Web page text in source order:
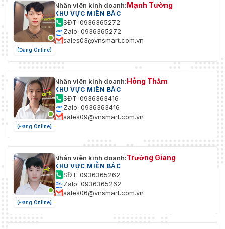
(Đang Online)
Nhân viên kinh doanh:Mạnh Tường
KHU VỰC MIỀN BẮC
SĐT: 0936365272
Zalo: 0936365272
sales03@vnsmart.com.vn
(Đang Online)
Nhân viên kinh doanh:Hồng Thắm
KHU VỰC MIỀN BẮC
SĐT: 0936363416
Zalo: 0936363416
sales09@vnsmart.com.vn
(Đang Online)
Nhân viên kinh doanh:Trường Giang
KHU VỰC MIỀN BẮC
SĐT: 0936365262
Zalo: 0936365262
sales06@vnsmart.com.vn